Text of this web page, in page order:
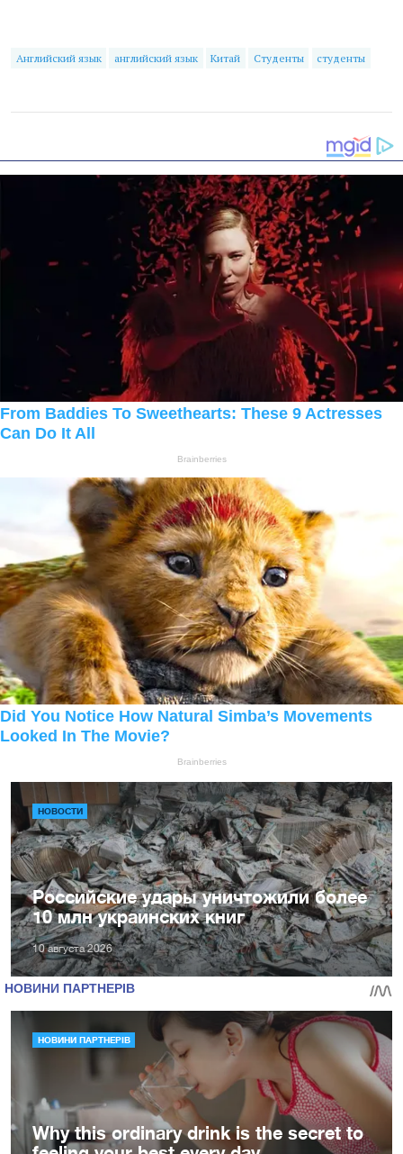
Английский язык английский язык Китай Студенты студенты
НОВОСТИ
Российские удары уничтожили более
10 млн украинских книг
10 августа 2026